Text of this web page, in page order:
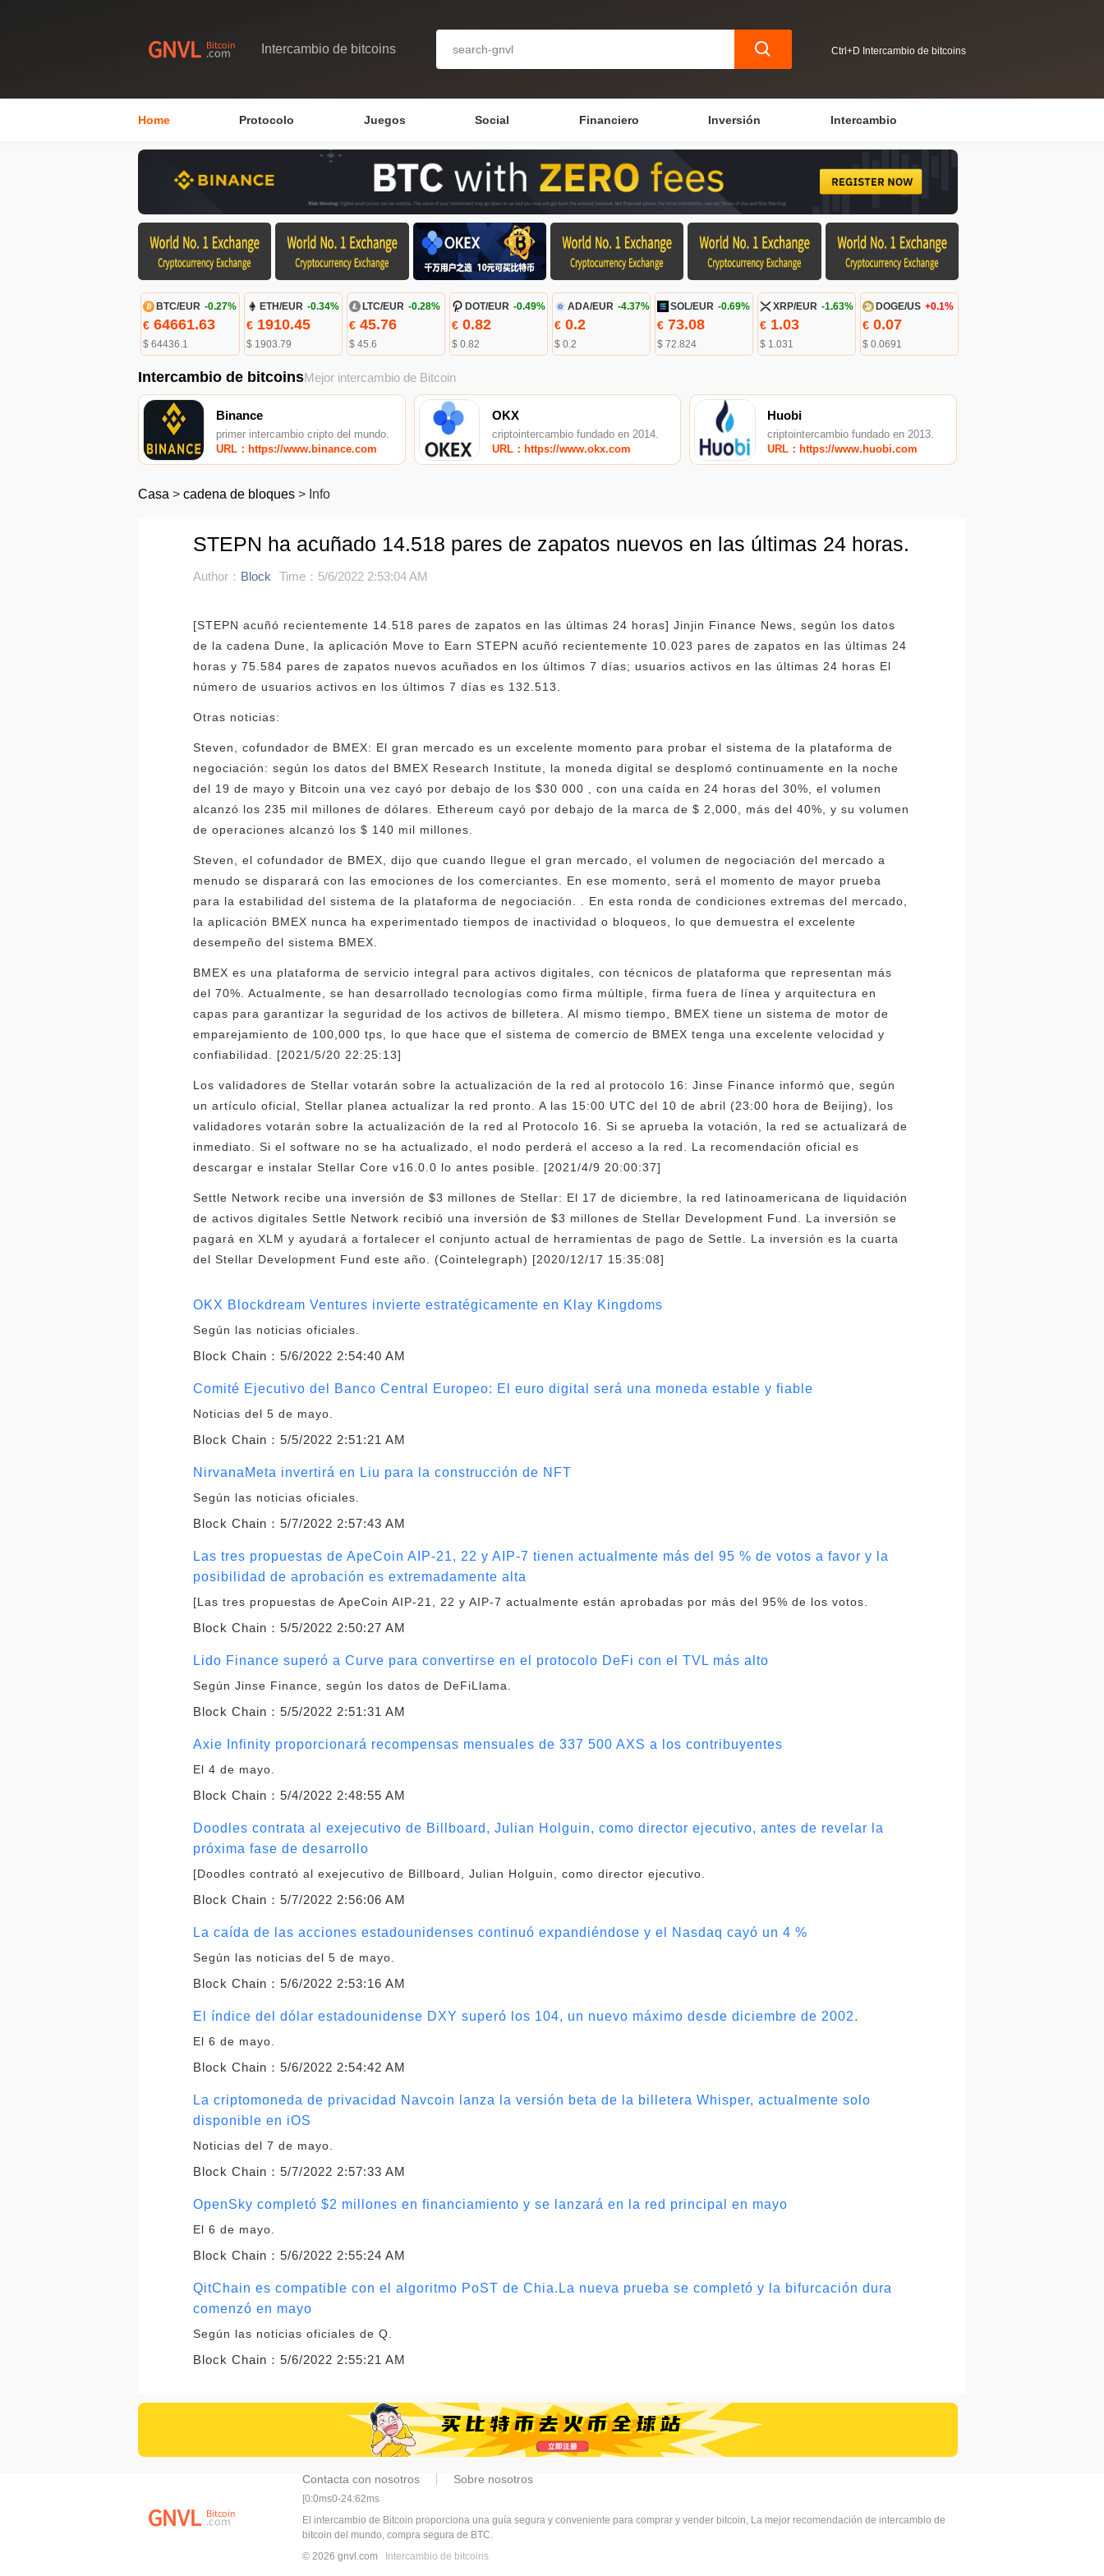
Intercambio de bitcoins Ctrl+D Intercambio de bitcoins
Home Protocolo Juegos Social Financiero Inversión Intercambio
BTC/EUR -0.27%
€ 64661.63
$ 64436.1
ETH/EUR -0.34%
€1910.45
$ 1903.79
LTC/EUR -0.28%
€45.76
$ 45.6
DOT/EUR -0.49%
€0.82
$ 0.82
ADA/EUR -4.37%
€0.2
$ 0.2
SOL/EUR -0.69%
€ 73.08
$ 72.824
XRP/EUR -1.63%
€ 1.03
$ 1.031
DOGE/US +0.1%
€ 0.07
$ 0.0691
Intercambio de bitcoinsMejor intercambio de Bitcoin
Binance
primer intercambio cripto del mundo.
URL：https://www.binance.com
OKX
criptointercambio fundado en 2014.
URL：https://www.okx.com
Huobi
criptointercambio fundado en 2013.
URL：https://www.huobi.com
Casa > cadena de bloques > Info
STEPN ha acuñado 14.518 pares de zapatos nuevos en las últimas 24 horas.
Author： Block Time：5/6/2022 2:53:04 AM
[STEPN acuñó recientemente 14.518 pares de zapatos en las últimas 24 horas] Jinjin Finance News, según los datos
de la cadena Dune, la aplicación Move to Earn STEPN acuñó recientemente 10.023 pares de zapatos en las últimas 24
horas y 75.584 pares de zapatos nuevos acuñados en los últimos 7 días; usuarios activos en las últimas 24 horas El
número de usuarios activos en los últimos 7 días es 132.513.
Otras noticias:
Steven, cofundador de BMEX: El gran mercado es un excelente momento para probar el sistema de la plataforma de
negociación: según los datos del BMEX Research Institute, la moneda digital se desplomó continuamente en la noche
del 19 de mayo y Bitcoin una vez cayó por debajo de los $30 000 , con una caída en 24 horas del 30%, el volumen
alcanzó los 235 mil millones de dólares. Ethereum cayó por debajo de la marca de $ 2,000, más del 40%, y su volumen
de operaciones alcanzó los $ 140 mil millones.
Steven, el cofundador de BMEX, dijo que cuando llegue el gran mercado, el volumen de negociación del mercado a
menudo se disparará con las emociones de los comerciantes. En ese momento, será el momento de mayor prueba
para la estabilidad del sistema de la plataforma de negociación. . En esta ronda de condiciones extremas del mercado,
la aplicación BMEX nunca ha experimentado tiempos de inactividad o bloqueos, lo que demuestra el excelente
desempeño del sistema BMEX.
BMEX es una plataforma de servicio integral para activos digitales, con técnicos de plataforma que representan más
del 70%. Actualmente, se han desarrollado tecnologías como firma múltiple, firma fuera de línea y arquitectura en
capas para garantizar la seguridad de los activos de billetera. Al mismo tiempo, BMEX tiene un sistema de motor de
emparejamiento de 100,000 tps, lo que hace que el sistema de comercio de BMEX tenga una excelente velocidad y
confiabilidad. [2021/5/20 22:25:13]
Los validadores de Stellar votarán sobre la actualización de la red al protocolo 16: Jinse Finance informó que, según
un artículo oficial, Stellar planea actualizar la red pronto. A las 15:00 UTC del 10 de abril (23:00 hora de Beijing), los
validadores votarán sobre la actualización de la red al Protocolo 16. Si se aprueba la votación, la red se actualizará de
inmediato. Si el software no se ha actualizado, el nodo perderá el acceso a la red. La recomendación oficial es
descargar e instalar Stellar Core v16.0.0 lo antes posible. [2021/4/9 20:00:37]
Settle Network recibe una inversión de $3 millones de Stellar: El 17 de diciembre, la red latinoamericana de liquidación
de activos digitales Settle Network recibió una inversión de $3 millones de Stellar Development Fund. La inversión se
pagará en XLM y ayudará a fortalecer el conjunto actual de herramientas de pago de Settle. La inversión es la cuarta
del Stellar Development Fund este año. (Cointelegraph) [2020/12/17 15:35:08]
OKX Blockdream Ventures invierte estratégicamente en Klay Kingdoms
Según las noticias oficiales.
Block Chain：5/6/2022 2:54:40 AM
Comité Ejecutivo del Banco Central Europeo: El euro digital será una moneda estable y fiable
Noticias del 5 de mayo.
Block Chain：5/5/2022 2:51:21 AM
NirvanaMeta invertirá en Liu para la construcción de NFT
Según las noticias oficiales.
Block Chain：5/7/2022 2:57:43 AM
Las tres propuestas de ApeCoin AIP-21, 22 y AIP-7 tienen actualmente más del 95 % de votos a favor y la
posibilidad de aprobación es extremadamente alta
[Las tres propuestas de ApeCoin AIP-21, 22 y AIP-7 actualmente están aprobadas por más del 95% de los votos.
Block Chain：5/5/2022 2:50:27 AM
Lido Finance superó a Curve para convertirse en el protocolo DeFi con el TVL más alto
Según Jinse Finance, según los datos de DeFiLlama.
Block Chain：5/5/2022 2:51:31 AM
Axie Infinity proporcionará recompensas mensuales de 337 500 AXS a los contribuyentes
El 4 de mayo.
Block Chain：5/4/2022 2:48:55 AM
Doodles contrata al exejecutivo de Billboard, Julian Holguin, como director ejecutivo, antes de revelar la
próxima fase de desarrollo
[Doodles contrató al exejecutivo de Billboard, Julian Holguin, como director ejecutivo.
Block Chain：5/7/2022 2:56:06 AM
La caída de las acciones estadounidenses continuó expandiéndose y el Nasdaq cayó un 4 %
Según las noticias del 5 de mayo.
Block Chain：5/6/2022 2:53:16 AM
El índice del dólar estadounidense DXY superó los 104, un nuevo máximo desde diciembre de 2002.
El 6 de mayo.
Block Chain：5/6/2022 2:54:42 AM
La criptomoneda de privacidad Navcoin lanza la versión beta de la billetera Whisper, actualmente solo
disponible en iOS
Noticias del 7 de mayo.
Block Chain：5/7/2022 2:57:33 AM
OpenSky completó $2 millones en financiamiento y se lanzará en la red principal en mayo
El 6 de mayo.
Block Chain：5/6/2022 2:55:24 AM
QitChain es compatible con el algoritmo PoST de Chia.La nueva prueba se completó y la bifurcación dura
comenzó en mayo
Según las noticias oficiales de Q.
Block Chain：5/6/2022 2:55:21 AM
Contacta con nosotros Sobre nosotros
[0:0ms0-24:62ms
El intercambio de Bitcoin proporciona una guía segura y conveniente para comprar y vender bitcoin, La mejor recomendación de intercambio de
bitcoin del mundo, compra segura de BTC.
© 2026 gnvl.com Intercambio de bitcoins